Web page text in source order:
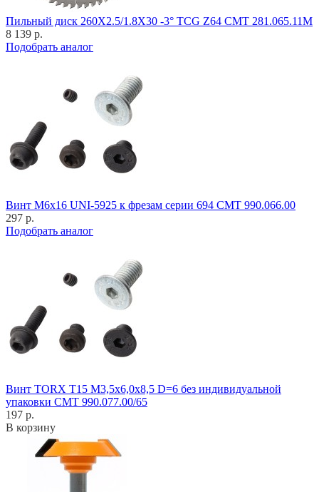
Пильный диск 260X2.5/1.8X30 -3° TCG Z64 CMT 281.065.11M
8 139 р.
Подобрать аналог
Винт M6x16 UNI-5925 к фрезам серии 694 CMT 990.066.00
297 р.
Подобрать аналог
Винт TORX T15 M3,5x6,0x8,5 D=6 без индивидуальной
упаковки CMT 990.077.00/65
197 р.
В корзину